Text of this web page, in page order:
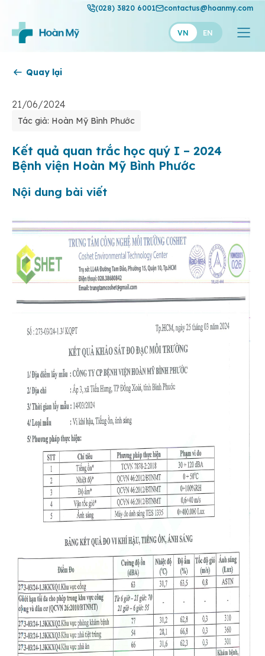
(028) 3820 6001 contactus@hoanmy.com
VN EN
Hạnh Phúc
Thuận Mỹ
Quay lại
21/06/2024
Tác giả: Hoàn Mỹ Bình Phước
Kết quả quan trắc học quý I – 2024
Bệnh viện Hoàn Mỹ Bình Phước
Nội dung bài viết